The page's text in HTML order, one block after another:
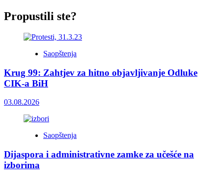
Propustili ste?
Saopštenja
Krug 99: Zahtjev za hitno objavljivanje Odluke
CIK-a BiH
03.08.2026
Saopštenja
Dijaspora i administrativne zamke za učešće na
izborima